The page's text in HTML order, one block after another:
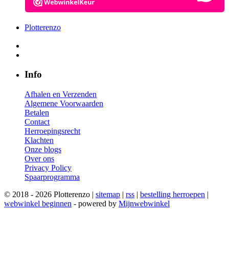
Plotterenzo
Info
Afhalen en Verzenden
Algemene Voorwaarden
Betalen
Contact
Herroepingsrecht
Klachten
Onze blogs
Over ons
Privacy Policy
Spaarprogramma
© 2018 - 2026 Plotterenzo | sitemap | rss | bestelling herroepen |
webwinkel beginnen - powered by Mijnwebwinkel